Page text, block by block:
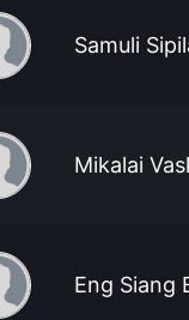
Samuli
Mikalai
Eng Siang